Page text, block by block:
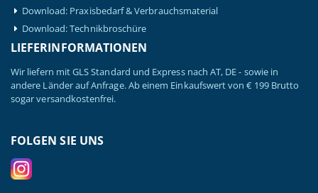
Download: Praxisbedarf & Verbrauchsmaterial
Download: Technikbroschüre
LIEFERINFORMATIONEN
Wir liefern mit GLS Standard und Express nach AT, DE - sowie in
andere Länder auf Anfrage. Ab einem Einkaufswert von € 199 Brutto
sogar versandkostenfrei.
FOLGEN SIE UNS